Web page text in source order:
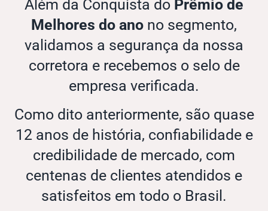
Além da Conquista do Prêmio de
Melhores do ano no segmento,
validamos a segurança da nossa
corretora e recebemos o selo de
empresa verificada.
Como dito anteriormente, são quase
12 anos de história, confiabilidade e
credibilidade de mercado, com
centenas de clientes atendidos e
satisfeitos em todo o Brasil.